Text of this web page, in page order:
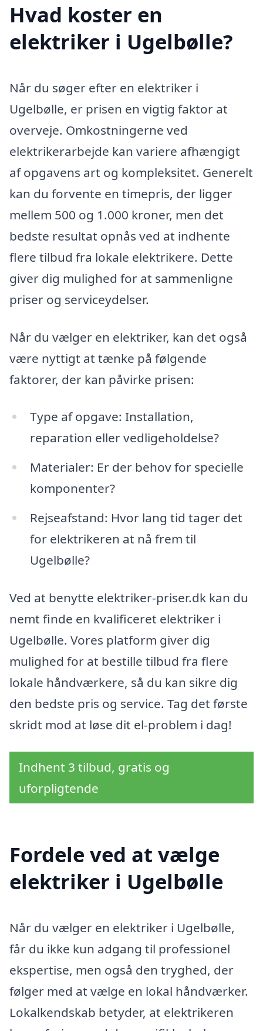
Hvad koster en
elektriker i Ugelbølle?
Når du søger efter en elektriker i
Ugelbølle, er prisen en vigtig faktor at
overveje. Omkostningerne ved
elektrikerarbejde kan variere afhængigt
af opgavens art og kompleksitet. Generelt
kan du forvente en timepris, der ligger
mellem 500 og 1.000 kroner, men det
bedste resultat opnås ved at indhente
flere tilbud fra lokale elektrikere. Dette
giver dig mulighed for at sammenligne
priser og serviceydelser.
Når du vælger en elektriker, kan det også
være nyttigt at tænke på følgende
faktorer, der kan påvirke prisen:
Type af opgave: Installation,
reparation eller vedligeholdelse?
Materialer: Er der behov for specielle
komponenter?
Rejseafstand: Hvor lang tid tager det
for elektrikeren at nå frem til
Ugelbølle?
Ved at benytte elektriker-priser.dk kan du
nemt finde en kvalificeret elektriker i
Ugelbølle. Vores platform giver dig
mulighed for at bestille tilbud fra flere
lokale håndværkere, så du kan sikre dig
den bedste pris og service. Tag det første
skridt mod at løse dit el-problem i dag!
Indhent 3 tilbud, gratis og
uforpligtende
Fordele ved at vælge
elektriker i Ugelbølle
Når du vælger en elektriker i Ugelbølle,
får du ikke kun adgang til professionel
ekspertise, men også den tryghed, der
følger med at vælge en lokal håndværker.
Lokalkendskab betyder, at elektrikeren